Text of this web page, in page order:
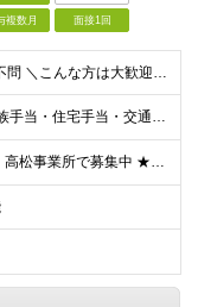
複数月 面接1回
★完全未経験OK／学歴不問 ＼こんな方は大歓迎です／ ■地元で腰を据えて働きたい方 ■安心できる環境でITデビューしたい方 ■手に職をつけて、安定した働き方を叶えたい方 ■案件は先輩と一緒に参画した
★賞与年約4ヶ月分！家族手当・住宅手当・交通費全額支給など好待遇を完備！ 【各種手当について】 ・家族手当（扶養2万円／月、子5000円／月※2人目以降も同様） ・単身住宅補助制度あり★住宅手当4万
★UIターン歓迎 ★高知・高松事業所で募集中 ★リモートワーク導入 ★転勤なし 事業所もしくはプロジェクト先（高知県内もしくは高松市内）での勤務となります。 勤務地は希望を考慮します。 【高知事務